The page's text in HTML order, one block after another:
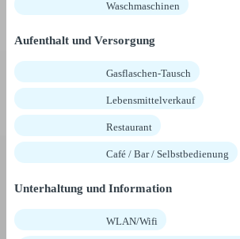
Waschmaschinen
Aufenthalt und Versorgung
Gasflaschen-Tausch
Lebensmittelverkauf
Restaurant
Café / Bar / Selbstbedienung
Unterhaltung und Information
WLAN/Wifi